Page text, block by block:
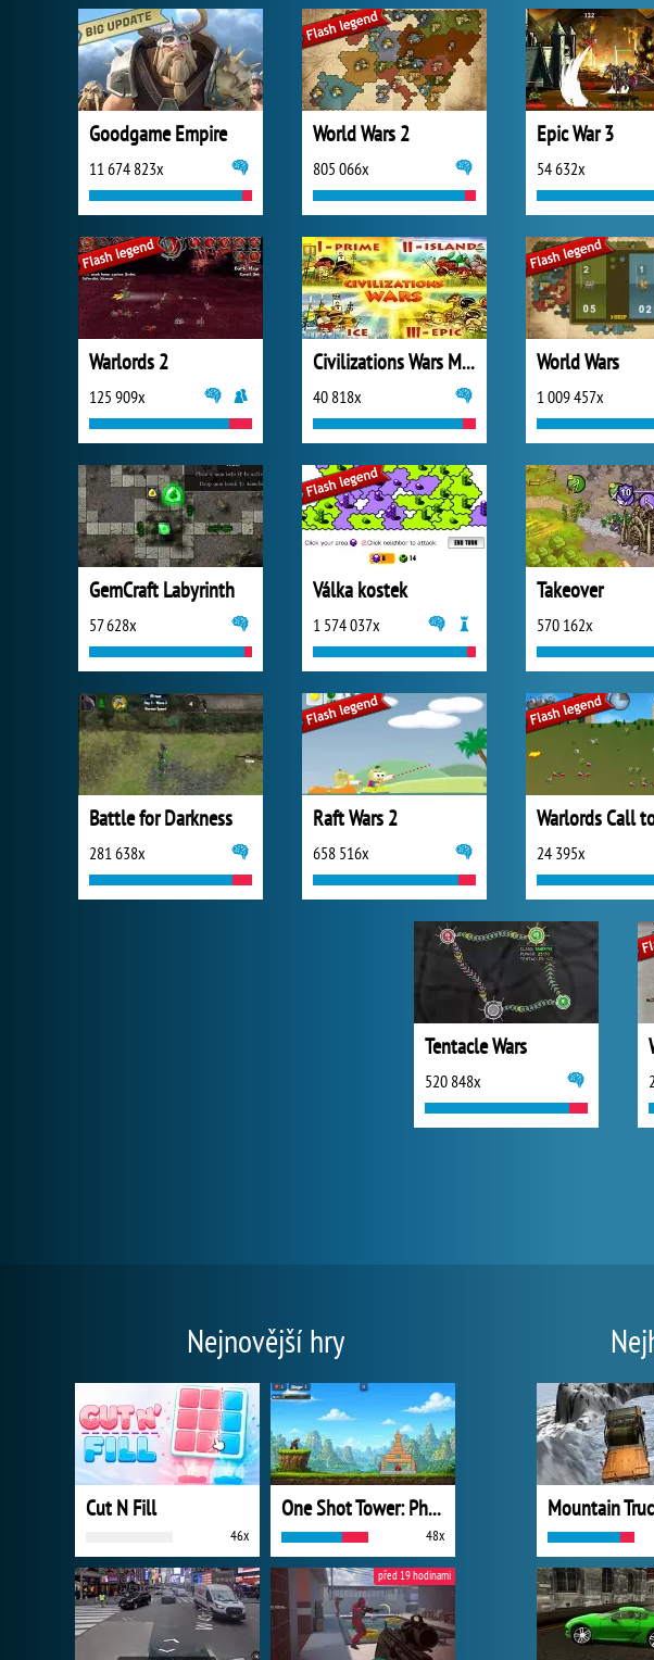
Goodgame Empire
11 674 823x
World Wars 2
805 066x
Epic War 3
54 632x
Warlords 2
125 909x
Civilizations Wars Master Edition
40 818x
World Wars
1 009 457x
GemCraft Labyrinth
57 628x
Válka kostek
1 574 037x
Takeover
570 162x
Battle for Darkness
281 638x
Raft Wars 2
658 516x
Warlords Call
24 395x
Tentacle Wars
520 848x
Nejnovější hry
Cut N Fill
46x
One Shot Tower: Physics Destroyer
48x
před 19 hodinami